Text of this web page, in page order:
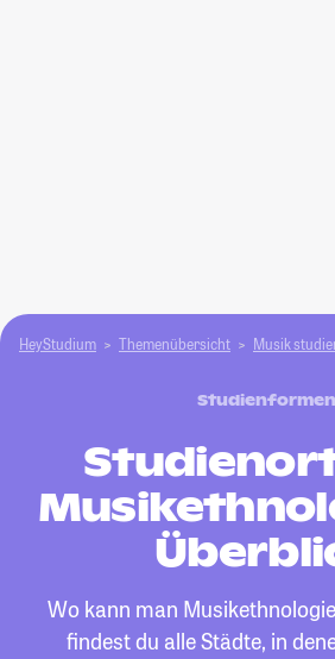
HeyStudium Themenübersicht Musik
Studienformen
Wo kann man
findest du alle Städte, in